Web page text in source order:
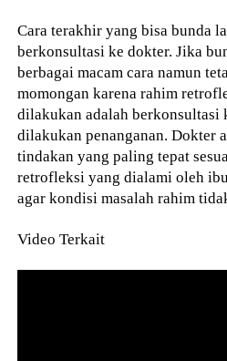
Cara terakhir yang bisa bunda
berkonsultasi ke dokter. Jika
berbagai macam cara namun
momongan karena rahim
dilakukan adalah berkonsultasi
dilakukan penanganan. Dokter
tindakan yang paling tepat
retrofleksi yang dialami oleh
agar kondisi masalah rahim
Video Terkait